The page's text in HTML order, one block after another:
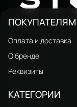
S38100CR хром
ПОКУПАТЕЛЯМ
Оплата и доставка
О бренде
Реквизиты
КАТЕГОРИИ